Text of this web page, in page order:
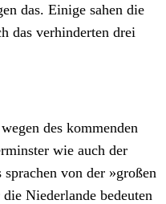
das. Einige sahen die
das verhinderten drei
des kommenden
wie auch der
von der »großen
Niederlande bedeuten